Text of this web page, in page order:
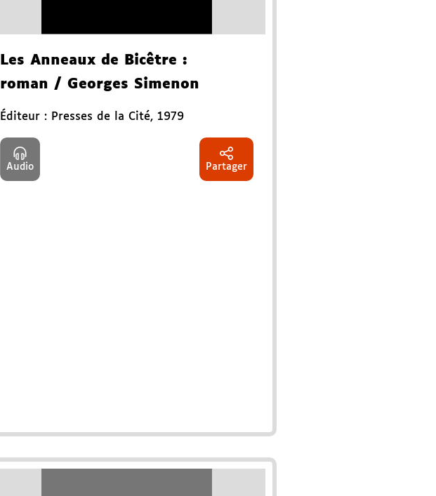
Les Anneaux de Bicêtre :
roman / Georges Simenon
Éditeur : Presses de la Cité, 1979
Audio Partager